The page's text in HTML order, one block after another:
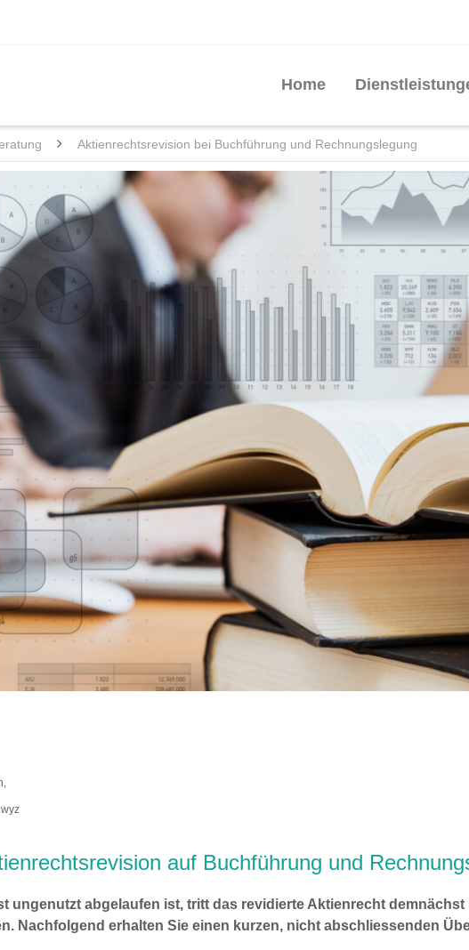
Home
Aktienrechtsrevision bei Buchführung und Rechnungslegung
auf Buchführung und
ungenutzt abgelaufen ist, tritt das revidierte Aktienrecht
Nachfolgend erhalten Sie einen kurzen, nicht abschliessenden